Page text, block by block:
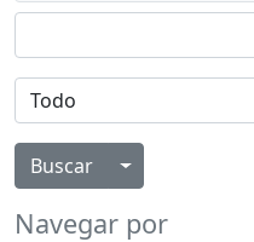
Alternar menú
Navegar por